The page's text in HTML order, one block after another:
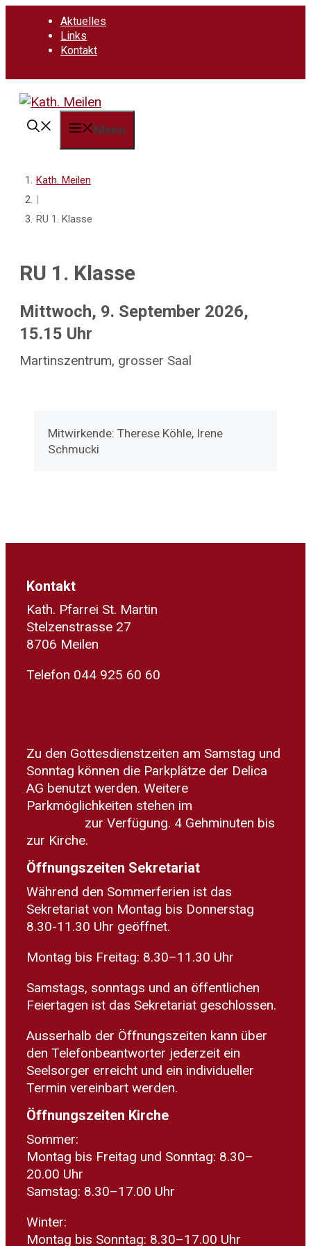
Aktuelles
Links
Kontakt
Menu
Kath. Meilen
|
RU 1. Klasse
RU 1. Klasse
Mittwoch, 9. September 2026,
15.15 Uhr
Martinszentrum, grosser Saal
Mitwirkende: Therese Köhle, Irene
Schmucki
Kontakt
Kath. Pfarrei St. Martin
Stelzenstrasse 27
8706 Meilen
Telefon 044 925 60 60
Zu den Gottesdienstzeiten am Samstag und
Sonntag können die Parkplätze der Delica
AG benutzt werden. Weitere
Parkmöglichkeiten stehen im
zur Verfügung. 4 Gehminuten bis
zur Kirche.
Öffnungszeiten Sekretariat
Während den Sommerferien ist das
Sekretariat von Montag bis Donnerstag
8.30-11.30 Uhr geöffnet.
Montag bis Freitag: 8.30–11.30 Uhr
Samstags, sonntags und an öffentlichen
Feiertagen ist das Sekretariat geschlossen.
Ausserhalb der Öffnungszeiten kann über
den Telefonbeantworter jederzeit ein
Seelsorger erreicht und ein individueller
Termin vereinbart werden.
Öffnungszeiten Kirche
Sommer:
Montag bis Freitag und Sonntag: 8.30–
20.00 Uhr
Samstag: 8.30–17.00 Uhr
Winter:
Montag bis Sonntag: 8.30–17.00 Uhr